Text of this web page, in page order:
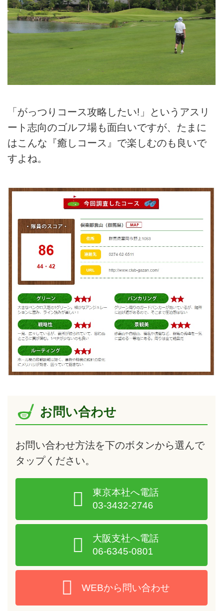
「がっつりコース攻略したい!」というアスリ
ート志向のゴルフ場も面白いですが、たまに
はこんな『癒しコース』で楽しむのも良いで
すよね。
お問い合わせ
お問い合わせ方法を下のボタンから選んで
タップください。
東京本社へ電話
03-3432-2746
大阪支社へ電話
06-6345-0801
WEBから問い合わせ